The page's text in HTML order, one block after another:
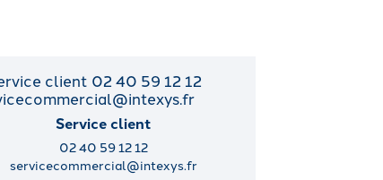
Service client
02 40 59 12 12
servicecommercial@intexys.fr